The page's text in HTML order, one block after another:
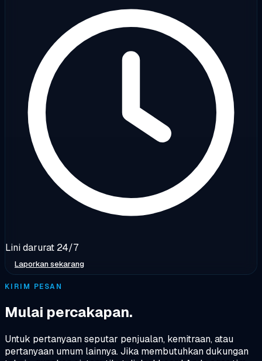
Lini darurat 24/7
Laporkan sekarang
KIRIM PESAN
Mulai percakapan.
Untuk pertanyaan seputar penjualan, kemitraan, atau
pertanyaan umum lainnya. Jika membutuhkan dukungan